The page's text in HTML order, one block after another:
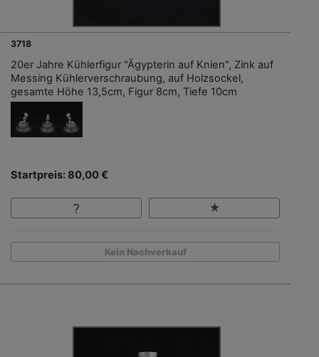
3718
20er Jahre Kühlerfigur "Ägypterin auf Knien", Zink auf
Messing Kühlerverschraubung, auf Holzsockel,
gesamte Höhe 13,5cm, Figur 8cm, Tiefe 10cm
Startpreis: 80,00 €
Kein Nachverkauf